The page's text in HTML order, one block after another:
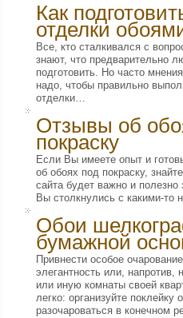
Как
отделки
Все, кто сталкивался с
знают, что предварительно
подготовить. Но часто
надо, чтобы правильно
отделки…
Отзывы об
покраску
Если Вы имеете опыт и
об обоях под покраску,
сайта будет важно и
Вы столкнулись с какими-то
Обои
бумажной
Привнести особое
элегантность или, напротив,
или иную комнаты своей
легко: организуйте поклейку
разочароваться в конечном